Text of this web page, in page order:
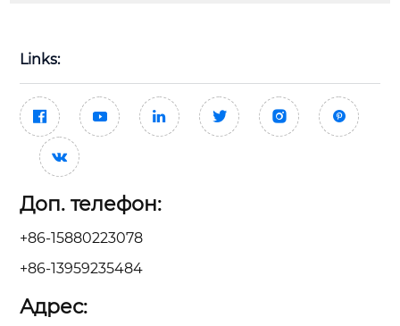
Links:
     

Доп. телефон:
+86-15880223078
+86-13959235484
Адрес: